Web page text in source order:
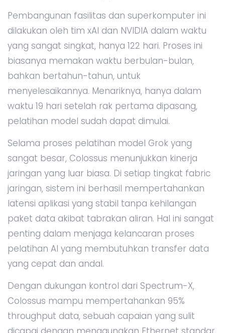
Pembangunan fasilitas dan superkomputer ini
dilakukan oleh tim xAI dan NVIDIA dalam waktu
yang sangat singkat, hanya 122 hari. Proses ini
biasanya memakan waktu berbulan-bulan,
bahkan bertahun-tahun, untuk
menyelesaikannya. Menariknya, hanya dalam
waktu 19 hari setelah rak pertama dipasang,
pelatihan model sudah dapat dimulai.
Selama proses pelatihan model Grok yang
sangat besar, Colossus menunjukkan kinerja
jaringan yang luar biasa. Di setiap tingkat fabric
jaringan, sistem ini berhasil mempertahankan
latensi aplikasi yang stabil tanpa kehilangan
paket data akibat tabrakan aliran. Hal ini sangat
penting dalam menjaga kelancaran proses
pelatihan AI yang membutuhkan transfer data
yang cepat dan andal.
Dengan dukungan kontrol dari Spectrum-X,
Colossus mampu mempertahankan 95%
throughput data, sebuah capaian yang sulit